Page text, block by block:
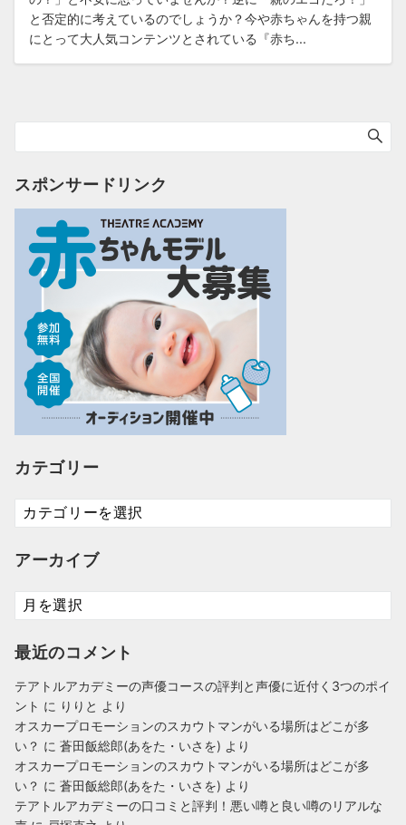
と否定的に考えているのでしょうか？今や赤ちゃんを持つ親
にとって大人気コンテンツとされている『赤ち...
スポンサードリンク
カテゴリー
カ
テ
リ
アーカイブ
ア
ー
イ
最近のコメント
テアトルアカデミーの声優コースの評判と声優に近付く3つのポイ
ント に りりと より
オスカープロモーションのスカウトマンがいる場所はどこが多
い？ に 蒼田飯総郎(あをた・いさを) より
オスカープロモーションのスカウトマンがいる場所はどこが多
い？ に 蒼田飯総郎(あをた・いさを) より
テアトルアカデミーの口コミと評判！悪い噂と良い噂のリアルな